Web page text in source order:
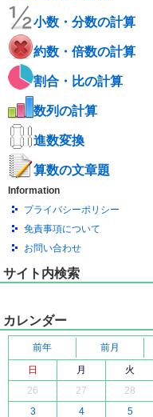
小数・分数の計算
約数・倍数の計算
割合・比の計算
数列の計算
進数変換
算数の文章題
Information
プライバシーポリシー
免責事項について
お問い合わせ
サイト内検索
カレンダー
前年 前月
日
月 火
26
27 28
3
4 5